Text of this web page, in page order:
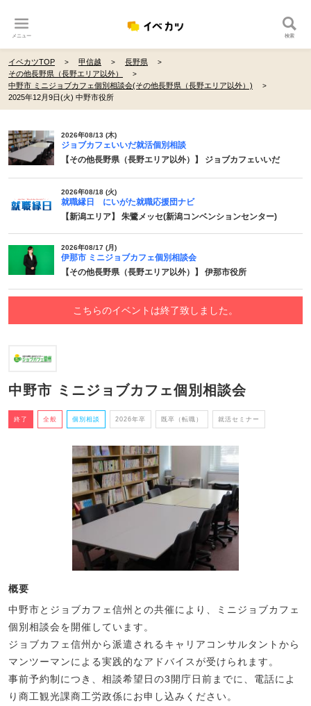
メニュー 検索
イベカツTOP 甲信越
長野県
その他長野県（長野エリア以外）
中野市 ミニジョブカフェ個別相談会(その他長野県（長野エリア以外）)
2025年12月9日(火) 中野市役所
2026年08/13 (木)
ジョブカフェいいだ就活個別相談
【その他長野県（長野エリア以外）】 ジョブカフェいいだ
2026年08/18 (火)
就職縁日 にいがた就職応援団ナビ
【新潟エリア】 朱鷺メッセ(新潟コンベンションセンター)
2026年08/17 (月)
伊那市 ミニジョブカフェ個別相談会
【その他長野県（長野エリア以外）】 伊那市役所
こちらのイベントは終了致しました。
中野市 ミニジョブカフェ個別相談会
終了 全般 個別相談 2026年卒 既卒（転職） 就活セミナー
概要
中野市とジョブカフェ信州との共催により、ミニジョブカフェ
個別相談会を開催しています。
ジョブカフェ信州から派遣されるキャリアコンサルタントから
マンツーマンによる実践的なアドバイスが受けられます。
事前予約制につき、相談希望日の3開庁日前までに、電話によ
り商工観光課商工労政係にお申し込みください。